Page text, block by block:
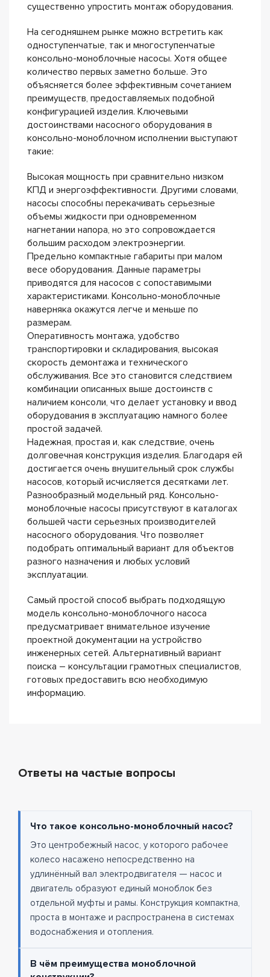
существенно упростить монтаж оборудования.
На сегодняшнем рынке можно встретить как
одноступенчатые, так и многоступенчатые
консольно-моноблочные насосы. Хотя общее
количество первых заметно больше. Это
объясняется более эффективным сочетанием
преимуществ, предоставляемых подобной
конфигурацией изделия. Ключевыми
достоинствами насосного оборудования в
консольно-моноблочном исполнении выступают
такие:
Высокая мощность при сравнительно низком
КПД и энергоэффективности. Другими словами,
насосы способны перекачивать серьезные
объемы жидкости при одновременном
нагнетании напора, но это сопровождается
большим расходом электроэнергии.
Предельно компактные габариты при малом
весе оборудования. Данные параметры
приводятся для насосов с сопоставимыми
характеристиками. Консольно-моноблочные
наверняка окажутся легче и меньше по
размерам.
Оперативность монтажа, удобство
транспортировки и складирования, высокая
скорость демонтажа и технического
обслуживания. Все это становится следствием
комбинации описанных выше достоинств с
наличием консоли, что делает установку и ввод
оборудования в эксплуатацию намного более
простой задачей.
Надежная, простая и, как следствие, очень
долговечная конструкция изделия. Благодаря ей
достигается очень внушительный срок службы
насосов, который исчисляется десятками лет.
Разнообразный модельный ряд. Консольно-
моноблочные насосы присутствуют в каталогах
большей части серьезных производителей
насосного оборудования. Что позволяет
подобрать оптимальный вариант для объектов
разного назначения и любых условий
эксплуатации.
Самый простой способ выбрать подходящую
модель консольно-моноблочного насоса
предусматривает внимательное изучение
проектной документации на устройство
инженерных сетей. Альтернативный вариант
поиска – консультации грамотных специалистов,
готовых предоставить всю необходимую
информацию.
Ответы на частые вопросы
Что такое консольно-моноблочный насос?
Это центробежный насос, у которого рабочее
колесо насажено непосредственно на
удлинённый вал электродвигателя — насос и
двигатель образуют единый моноблок без
отдельной муфты и рамы. Конструкция компактна,
проста в монтаже и распространена в системах
водоснабжения и отопления.
В чём преимущества моноблочной